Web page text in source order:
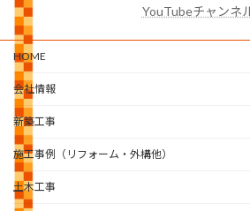
YouTubeチャンネ
HOME
会社情報
新築工事
施工事例（リフォーム・外構他）
土木工事